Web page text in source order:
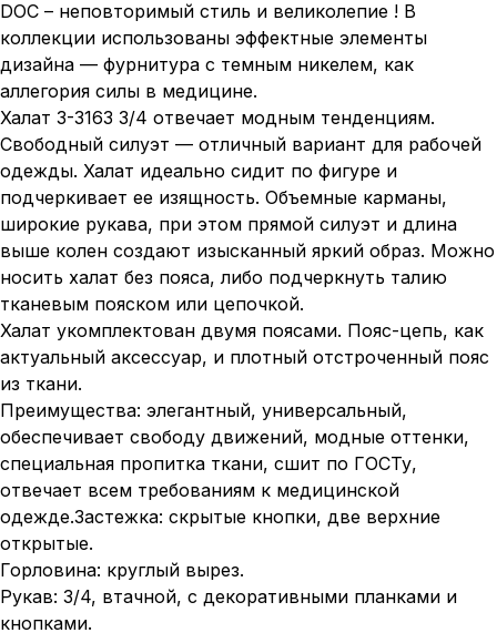
DOC – неповторимый стиль и великолепие ! В
коллекции использованы эффектные элементы
дизайна — фурнитура с темным никелем, как
аллегория силы в медицине.
Халат 3-3163 3/4 отвечает модным тенденциям.
Свободный силуэт — отличный вариант для рабочей
одежды. Халат идеально сидит по фигуре и
подчеркивает ее изящность. Объемные карманы,
широкие рукава, при этом прямой силуэт и длина
выше колен создают изысканный яркий образ. Можно
носить халат без пояса, либо подчеркнуть талию
тканевым пояском или цепочкой.
Халат укомплектован двумя поясами. Пояс-цепь, как
актуальный аксессуар, и плотный отстроченный пояс
из ткани.
Преимущества: элегантный, универсальный,
обеспечивает свободу движений, модные оттенки,
специальная пропитка ткани, сшит по ГОСТу,
отвечает всем требованиям к медицинской
одежде.Застежка: скрытые кнопки, две верхние
открытые.
Горловина: круглый вырез.
Рукав: 3/4, втачной, с декоративными планками и
кнопками.